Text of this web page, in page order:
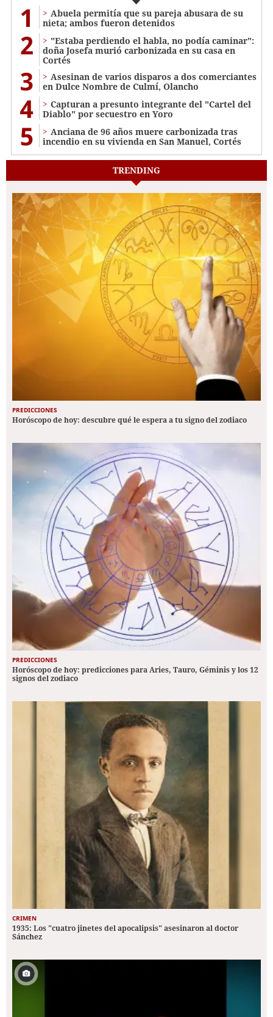
1
Abuela permitía que su pareja abusara de su
nieta; ambos fueron detenidos
2
"Estaba perdiendo el habla, no podía caminar":
doña Josefa murió carbonizada en su casa en
Cortés
3
Asesinan de varios disparos a dos comerciantes
en Dulce Nombre de Culmí, Olancho
4
Capturan a presunto integrante del "Cartel del
Diablo" por secuestro en Yoro
5
Anciana de 96 años muere carbonizada tras
incendio en su vivienda en San Manuel, Cortés
TRENDING
PREDICCIONES
Horóscopo de hoy: descubre qué le espera a tu signo del zodiaco
PREDICCIONES
Horóscopo de hoy: predicciones para Aries, Tauro, Géminis y los 12
signos del zodiaco
CRIMEN
1935: Los "cuatro jinetes del apocalipsis" asesinaron al doctor
Sánchez